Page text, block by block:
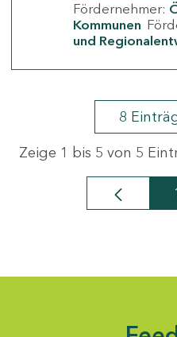
Fördernehmer:
Kommunen
und
8
Zeige 1 bis 5 von 5